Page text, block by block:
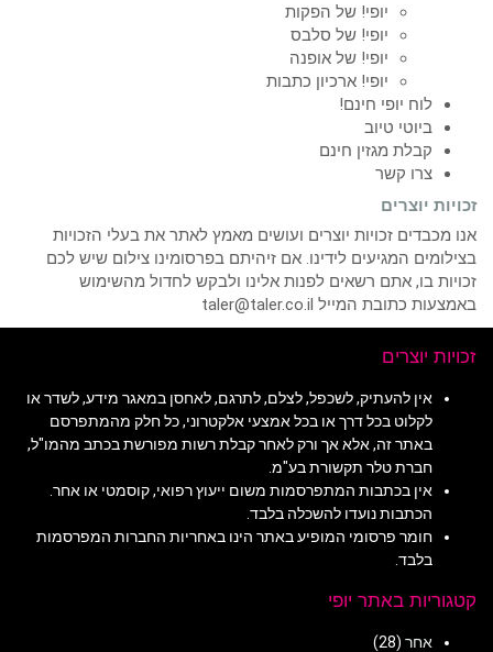
יופי! של הפקות
יופי! של סלבס
יופי! של אופנה
יופי! ארכיון כתבות
לוח יופי חינם!
ביוטי טיוב
קבלת מגזין חינם
צרו קשר
זכויות יוצרים
אנו מכבדים זכויות יוצרים ועושים מאמץ לאתר את בעלי הזכויות
בצילומים המגיעים לידינו. אם זיהיתם בפרסומינו צילום שיש לכם
זכויות בו, אתם רשאים לפנות אלינו ולבקש לחדול מהשימוש
באמצעות כתובת המייל taler@taler.co.il
זכויות יוצרים
אין להעתיק, לשכפל, לצלם, לתרגם, לאחסן במאגר מידע, לשדר או
לקלוט בכל דרך או בכל אמצעי אלקטרוני, כל חלק מהמתפרסם
באתר זה, אלא אך ורק לאחר קבלת רשות מפורשת בכתב מהמו"ל,
חברת טלר תקשורת בע"מ.
אין בכתבות המתפרסמות משום ייעוץ רפואי, קוסמטי או אחר.
הכתבות נועדו להשכלה בלבד.
חומר פרסומי המופיע באתר הינו באחריות החברות המפרסמות
בלבד.
קטגוריות באתר יופי
אחר (28)